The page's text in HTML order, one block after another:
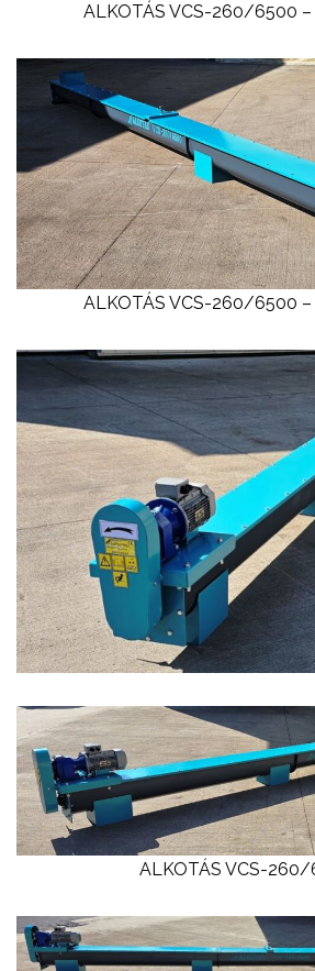
ALKOTÁS VCS-260/6500
ALKOTÁS VCS-260/6500
ALKOTÁS VCS-